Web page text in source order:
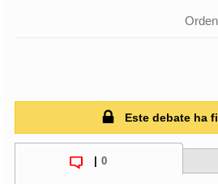
Este debate ha
0